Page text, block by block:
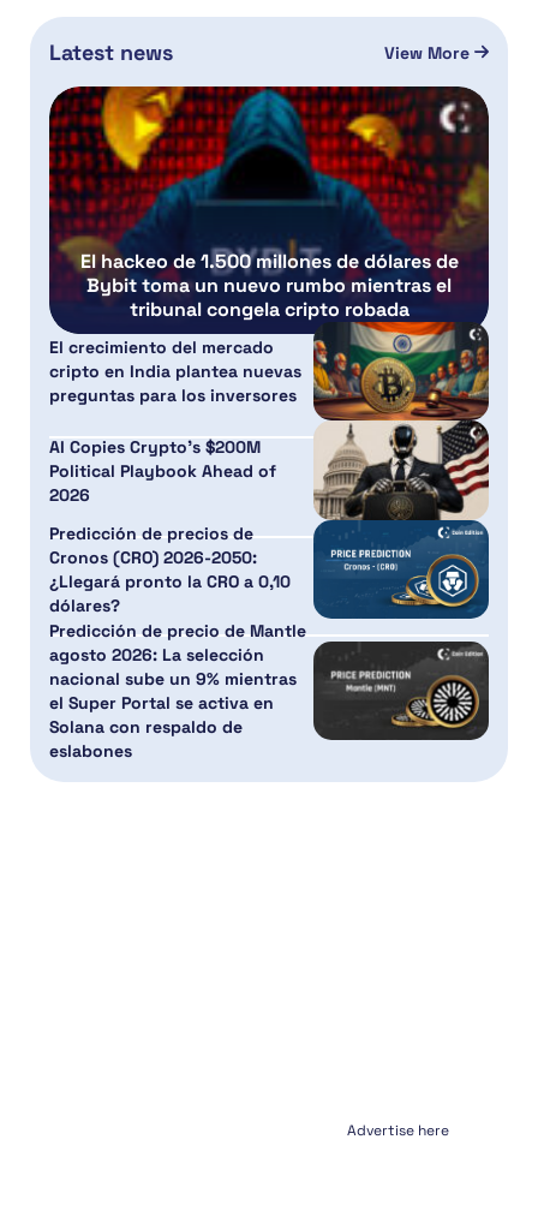
Latest news View More
El hackeo de 1.500 millones de dólares de
Bybit toma un nuevo rumbo mientras el
tribunal congela cripto robada
El crecimiento del mercado
cripto en India plantea nuevas
preguntas para los inversores
AI Copies Crypto’s $200M
Political Playbook Ahead of
2026
Predicción de precios de
Cronos (CRO) 2026-2050:
¿Llegará pronto la CRO a 0,10
dólares?
Predicción de precio de Mantle
agosto 2026: La selección
nacional sube un 9% mientras
el Super Portal se activa en
Solana con respaldo de
eslabones
Advertise here